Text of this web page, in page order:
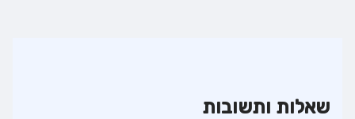
שאלות ותשובות